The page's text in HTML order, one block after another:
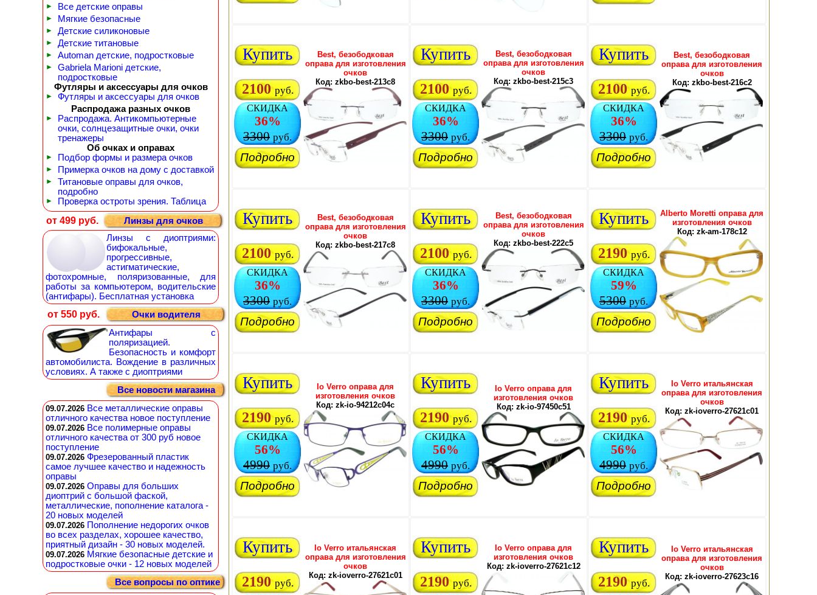
► Все детские оправы
► Мягкие безопасные
► Детские силиконовые
► Детские титановые
► Automan детские, подростковые
►
Gabriela Marioni детские,
подростковые
Футляры и аксессуары для очков
►
Футляры и аксессуары для очков
Распродажа разных очков
►
Распродажа. Антикомпьютерные
очки, солнцезащитные очки, очки
тренажеры
Об очках и оправах
► Подбор формы и размера очков
► Примерка очков на дому с доставкой
►
Титановые оправы для очков,
подробно
► Проверка остроты зрения. Таблица
от 499 руб.
Линзы для очков
Линзы с диоптриями:
бифокальные,
прогрессивные,
астигматические,
фотохромные, поляризованные, для
работы за компьютером, водительские
(антифары). Бесплатная установка
от 550 руб.
Очки водителя
Антифары с
поляризацией.
Безопасность и комфорт
автомобилиста. Вождение в различных
условиях. А также с диоптриями
Все новости магазина
09.07.2026 Все металлические оправы
отличного качества новое поступление
09.07.2026 Все полимерные оправы
отличного качества от 300 руб новое
поступление
09.07.2026 Фрезерованный пластик
самое лучшее качество и надежность
оправы
09.07.2026 Оправы для больших
диоптрий с большой фаской,
металлические, пополнение каталога -
20 новых моделей
09.07.2026 Пополнение недорогих очков
во всех разделах, хорошее качество,
приятный дизайн - 30 новых моделей.
09.07.2026 Мягкие безопасные детские и
подростковые очки - 12 новых моделей
Все вопросы по оптике
Купить
2100 руб.
СКИДКА
36%
3300 руб.
Подробно
Best, безободковая
оправа для изготовления
очков
Код: zkbo-best-213c8
Купить
2100 руб.
СКИДКА
36%
3300 руб.
Подробно
Best, безободковая
оправа для изготовления
очков
Код: zkbo-best-215c3
Купить
2100 руб.
СКИДКА
36%
3300 руб.
Подробно
Best, безободковая
оправа для изготовления
очков
Код: zkbo-best-216c2
Купить
2100 руб.
СКИДКА
36%
3300 руб.
Подробно
Best, безободковая
оправа для изготовления
очков
Код: zkbo-best-217c8
Купить
2100 руб.
СКИДКА
36%
3300 руб.
Подробно
Best, безободковая
оправа для изготовления
очков
Код: zkbo-best-222c5
Купить
2190 руб.
СКИДКА
59%
5300 руб.
Подробно
Alberto Moretti оправа для
изготовления очков
Код: zk-am-178c12
Купить
2190 руб.
СКИДКА
56%
4990 руб.
Подробно
Io Verro оправа для
изготовления очков
Код: zk-io-94212c04c
Купить
2190 руб.
СКИДКА
56%
4990 руб.
Подробно
Io Verro оправа для
изготовления очков
Код: zk-io-97450c51
Купить
2190 руб.
СКИДКА
56%
4990 руб.
Подробно
Io Verro итальянская
оправа для изготовления
очков
Код: zk-ioverro-27621c01
Купить
2190 руб.
Io Verro итальянская
оправа для изготовления
очков
Код: zk-ioverro-27621c01
Купить
2190 руб.
Io Verro оправа для
изготовления очков
Код: zk-ioverro-27621c12
Купить
2190 руб.
Io Verro итальянская
оправа для изготовления
очков
Код: zk-ioverro-27623c16